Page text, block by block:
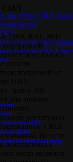
для стен СМЛ
ГКЛ
панели
панели СМЛ
панели HPL
HPL
покрытием
ПВХ RAL 7047
внутренней
не только
панели
толщиной от
достаточно
СМЛ
Но и то,
в помещениях с
листа является